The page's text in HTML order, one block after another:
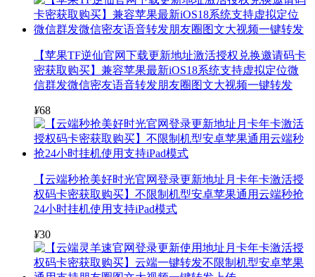
【苹果TF逆仙官网下载更新地址激活授权兑换邀请码卡
密获取购买】兼容苹果最新iOS18系统支持虚拟定位微
信群发微信密友语音转发朋友圈图文大视频一键转发
¥68
【云端秒抢美好时光官网登录更新地址月卡年卡激活授
权码卡密获取购买】不限制机型安卓苹果通用云端秒抢
24小时挂机使用支持iPad模式
¥30